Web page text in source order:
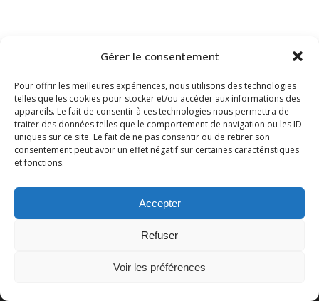
Gérer le consentement
Pour offrir les meilleures expériences, nous utilisons des technologies
telles que les cookies pour stocker et/ou accéder aux informations des
appareils. Le fait de consentir à ces technologies nous permettra de
traiter des données telles que le comportement de navigation ou les ID
uniques sur ce site. Le fait de ne pas consentir ou de retirer son
consentement peut avoir un effet négatif sur certaines caractéristiques
et fonctions.
Accepter
Refuser
Voir les préférences
DOLLA-VIAL – Société d’Avocats – 91 Rue de Miromesnil
75008 Paris T. 01.40.20.10.10
dolla-vial@dolla-vial.com
–Politique de Confidentialité